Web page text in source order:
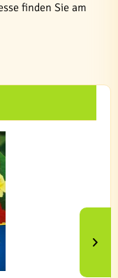
finden Sie am